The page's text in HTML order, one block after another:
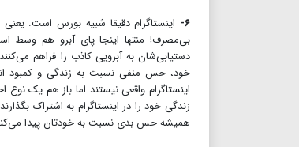
۶-
اینستاگرام دقیقا شبیه بورس است.
بی‌مصرف! منتها اینجا پای آبرو هم وسط
دستیابی‌شان به آبرویی کاذب را فراهم
خود، حس منفی نسبت به زندگی و کمبود
اینستاگرام واقعی نیستند اما باز هم یک
زندگی خود را در اینستاگرام به اشتراک
همیشه حس بدی نسبت به خودتان پیدا